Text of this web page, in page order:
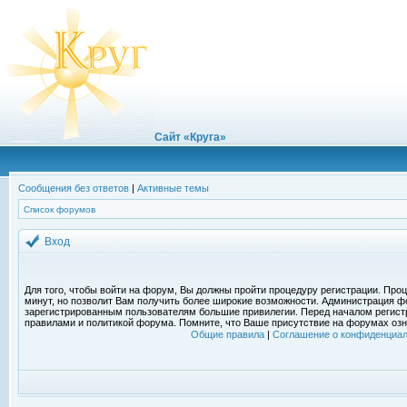
Сайт «Круга»
Сообщения без ответов | Активные темы
Список форумов
Вход
Для того, чтобы войти на форум, Вы должны пройти процедуру регистрации.
минут, но позволит Вам получить более широкие возможности. Администрация
зарегистрированным пользователям большие привилегии. Перед началом
правилами и политикой форума. Помните, что Ваше присутствие на форумах
Общие правила| Соглашение о